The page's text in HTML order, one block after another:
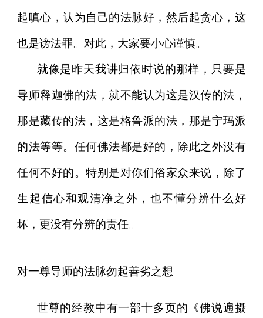
起嗔心，认为自己的法脉好，然后起贪心，这
也是谤法罪。对此，大家要小心谨慎。
就像是昨天我讲归依时说的那样，只要是
导师释迦佛的法，就不能认为这是汉传的法，
那是藏传的法，这是格鲁派的法，那是宁玛派
的法等等。任何佛法都是好的，除此之外没有
任何不好的。特别是对你们俗家众来说，除了
生起信心和观清净之外，也不懂分辨什么好
坏，更没有分辨的责任。
对一尊导师的法脉勿起善劣之想
世尊的经教中有一部十多页的《佛说遍摄